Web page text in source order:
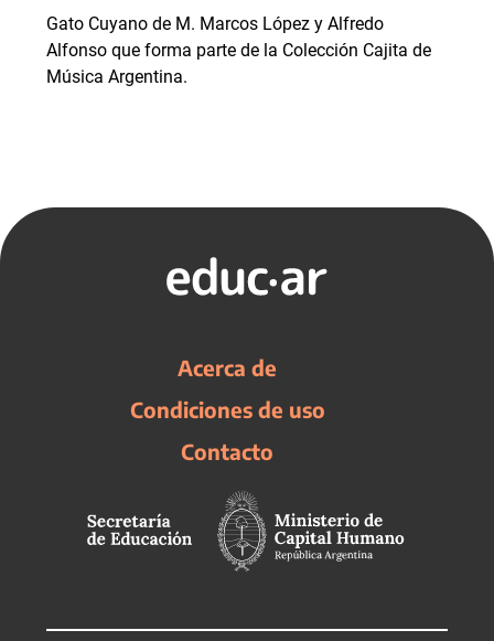
Gato Cuyano de M. Marcos López y Alfredo
Alfonso que forma parte de la Colección Cajita de
Música Argentina.
Acerca de
Condiciones de uso
Contacto